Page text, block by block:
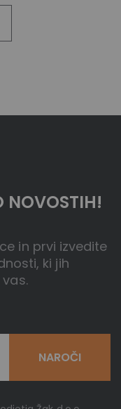
NOVOSTIH!
in prvi izvedite
ki jih
NAROČI